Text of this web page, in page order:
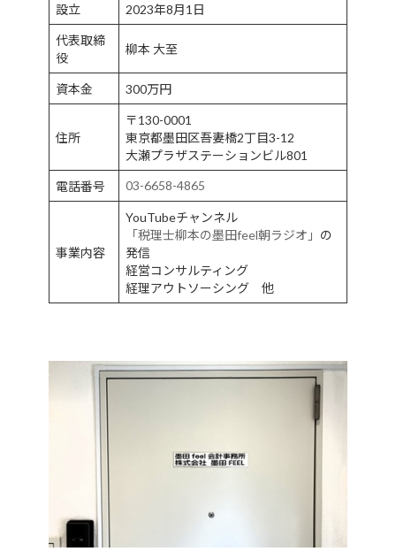
設立 2023年8月1日
代表取締
役
柳本 大至
資本金 300万円
住所
〒130-0001
東京都墨田区吾妻橋2丁目3-12
大瀬プラザステーションビル801
電話番号 03-6658-4865
事業内容
YouTubeチャンネル
「税理士柳本の墨田feel朝ラジオ」 の
発信
経営コンサルティング
経理アウトソーシング 他